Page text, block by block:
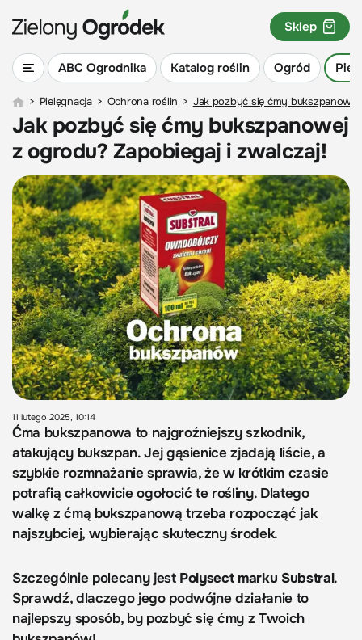
ABC Ogrodnika Katalog roślin Ogród
Sklep
> Pielęgnacja > Ochrona roślin > Jak pozbyć się ćmy
Jak pozbyć się ćmy bukszpanowej
z ogrodu? Zapobiegaj i zwalczaj!
11 lutego 2025, 10:14
Ćma bukszpanowa to najgroźniejszy szkodnik,
atakujący bukszpan. Jej gąsienice zjadają liście, a
szybkie rozmnażanie sprawia, że w krótkim czasie
potrafią całkowicie ogołocić te rośliny. Dlatego
walkę z ćmą bukszpanową trzeba rozpocząć jak
najszybciej, wybierając skuteczny środek.
Szczególnie polecany jest Polysect marku Substral.
Sprawdź, dlaczego jego podwójne działanie to
najlepszy sposób, by pozbyć się ćmy z Twoich